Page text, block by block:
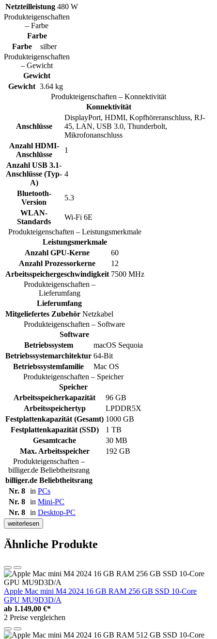
Netzteilleistung 480 W
Produkteigenschaften
– Farbe
Farbe
Farbe
silber
Produkteigenschaften
– Gewicht
Gewicht
Gewicht 3.64 kg
Produkteigenschaften – Konnektivität
Konnektivität
Anschlüsse
DisplayPort, HDMI, Kopfhöreranschluss, RJ-
45, LAN, USB 3.0, Thunderbolt,
Mikrofonanschluss
Anzahl HDMI-
Anschlüsse
1
Anzahl USB 3.1-
Anschlüsse (Typ-
A)
4
Bluetooth-
Version
5.3
WLAN-
Standards
Wi-Fi 6E
Produkteigenschaften – Leistungsmerkmale
Leistungsmerkmale
Anzahl GPU-Kerne
60
Anzahl Prozessorkerne
12
Arbeitsspeichergeschwindigkeit 7500 MHz
Produkteigenschaften –
Lieferumfang
Lieferumfang
Mitgeliefertes Zubehör Netzkabel
Produkteigenschaften – Software
Software
Betriebssystem
macOS Sequoia
Betriebssystemarchitektur 64-Bit
Betriebssystemfamilie
Mac OS
Produkteigenschaften – Speicher
Speicher
Arbeitsspeicherkapazität
96 GB
Arbeitsspeichertyp
LPDDR5X
Festplattenkapazität (Gesamt) 1000 GB
Festplattenkapazität (SSD)
1 TB
Gesamtcache
30 MB
Max. Arbeitsspeicher
192 GB
Produkteigenschaften –
billiger.de Beliebtheitsrang
billiger.de Beliebtheitsrang
Nr. 8
in PCs
Nr. 8
in Mini-PC
Nr. 8
in Desktop-PC
weiterlesen
Ähnliche Produkte
Apple Mac mini M4 2024 16 GB RAM 256 GB SSD 10-Core
GPU MU9D3D/A
ab 1.149,00 €*
2 Preise vergleichen